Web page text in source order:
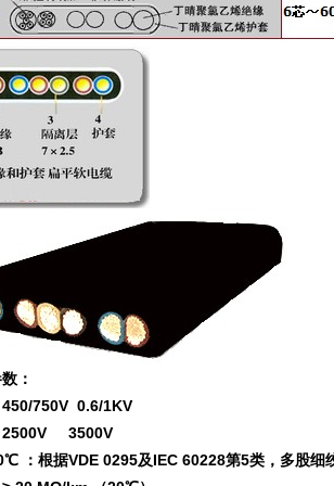
：
450/750V 0.6/1KV
2500V 3500V
：根据VDE 0295及IEC 60228第5类，多股细